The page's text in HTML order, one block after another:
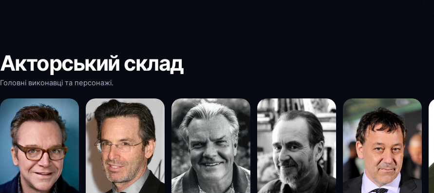
Акторський склад
Головні виконавці та персонажі.